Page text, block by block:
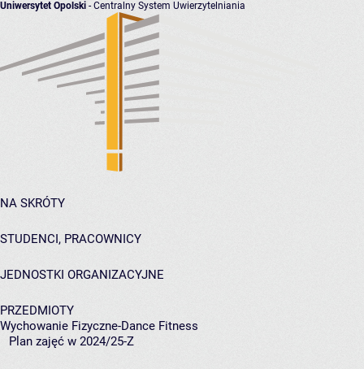
Uniwersytet Opolski - Centralny System Uwierzytelniania
NA SKRÓTY
STUDENCI, PRACOWNICY
JEDNOSTKI ORGANIZACYJNE
PRZEDMIOTY
Wychowanie Fizyczne-Dance Fitness
Plan zajęć w 2024/25-Z